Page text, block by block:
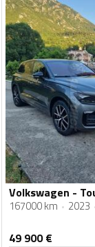
Volkswagen -
167000 km 2023
49 900€